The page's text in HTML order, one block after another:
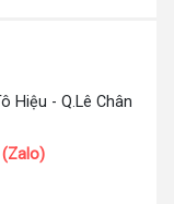
Hiệu - Q.Lê Chân
(Zalo)